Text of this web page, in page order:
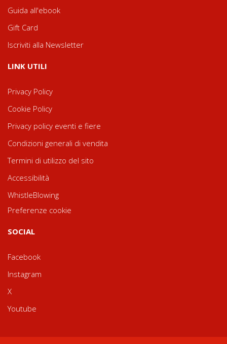
Guida all'ebook
Gift Card
Iscriviti alla Newsletter
LINK UTILI
Privacy Policy
Cookie Policy
Privacy policy eventi e fiere
Condizioni generali di vendita
Termini di utilizzo del sito
Accessibilità
WhistleBlowing
Preferenze cookie
SOCIAL
Facebook
Instagram
X
Youtube